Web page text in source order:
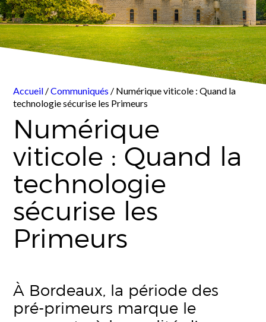
Accueil /Communiqués / Numérique viticole : Quand la
technologie sécurise les Primeurs
Numérique
viticole : Quand la
technologie
sécurise les
Primeurs
À Bordeaux, la période des
pré-primeurs marque le